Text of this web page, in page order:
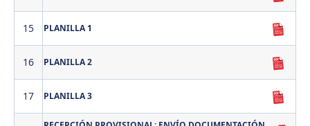
15 PLANILLA 1
16 PLANILLA 2
17 PLANILLA 3